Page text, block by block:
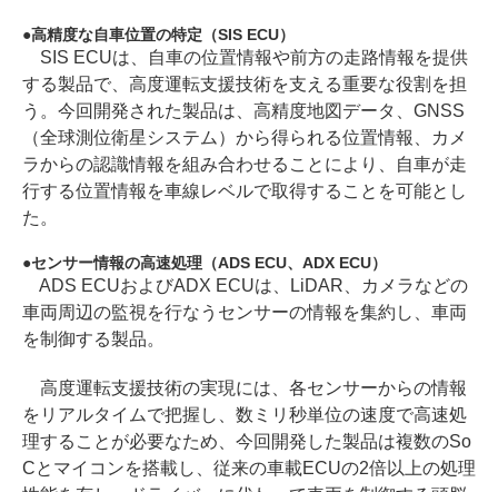
高精度な自車位置の特定（SIS ECU）
SIS ECUは、自車の位置情報や前方の走路情報を提供
する製品で、高度運転支援技術を支える重要な役割を担
う。今回開発された製品は、高精度地図データ、GNSS
（全球測位衛星システム）から得られる位置情報、カメ
ラからの認識情報を組み合わせることにより、自車が走
行する位置情報を車線レベルで取得することを可能とし
た。
センサー情報の高速処理（ADS ECU、ADX ECU）
ADS ECUおよびADX ECUは、LiDAR、カメラなどの
車両周辺の監視を行なうセンサーの情報を集約し、車両
を制御する製品。
高度運転支援技術の実現には、各センサーからの情報
をリアルタイムで把握し、数ミリ秒単位の速度で高速処
理することが必要なため、今回開発した製品は複数のSo
Cとマイコンを搭載し、従来の車載ECUの2倍以上の処理